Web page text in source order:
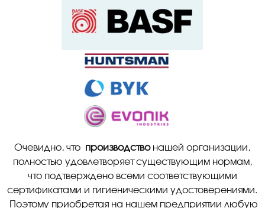
Очевидно, что производствонашей организации,
полностью удовлетворяет существующим нормам,
что подтверждено всеми соответствующими
сертификатами и гигиеническими удостоверениями.
Поэтому приобретая на нашем предприятии любую